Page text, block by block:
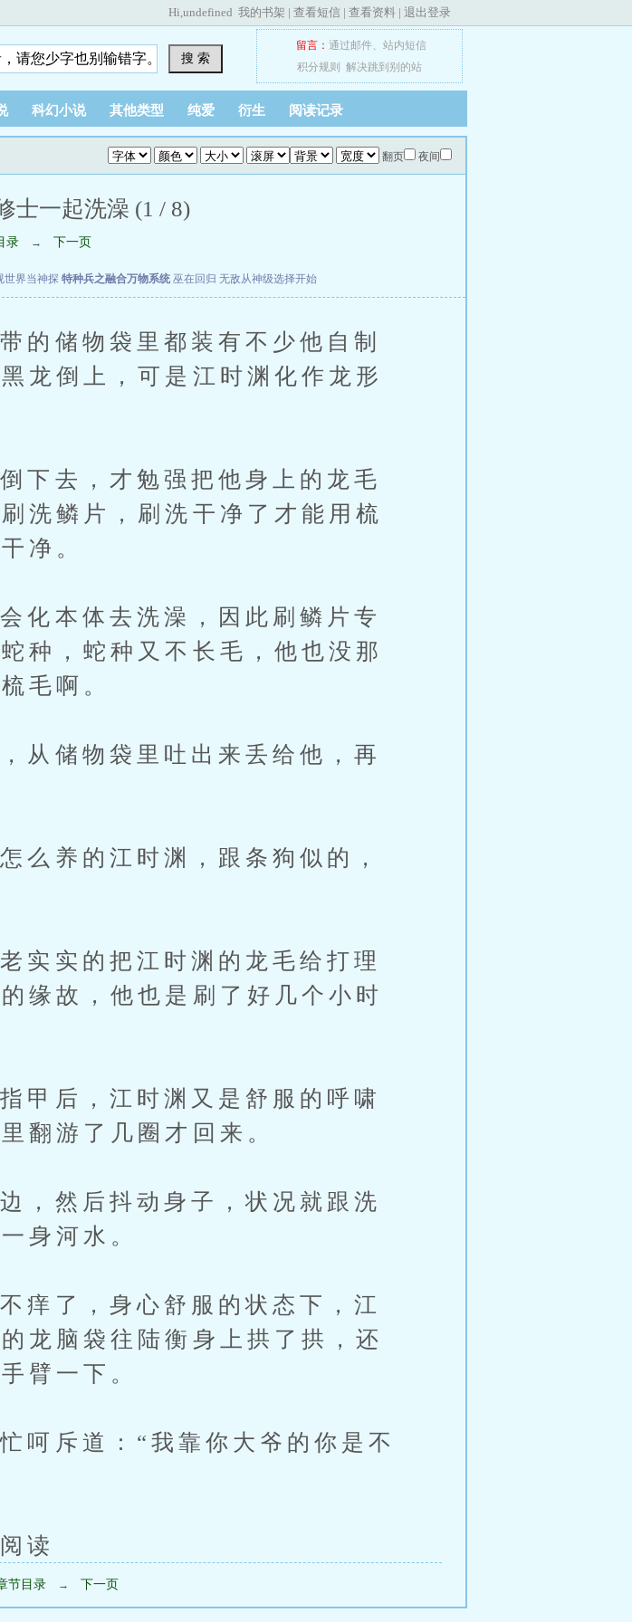
Hi,undefined 我的书架 | 查看短信 | 查看资料 | 退出登录
搜 索
留言： 通过邮件、 站内短信
积分规则
解决跳到别的站
科幻小说 其他类型 纯爱 衍生 阅读记录
翻页 夜间
士一起洗澡 (1 / 8)
录 → 下一页
世界当神探 特种兵之融合万物系统 巫在回归 无敌从神级选择开始
储物袋里都装有不少他自制
龙倒上，可是江时渊化作龙形
去，才勉强把他身上的龙毛
洗鳞片，刷洗干净了才能用梳
净。
本体去洗澡，因此刷鳞片专
种，蛇种又不长毛，他也没那
毛啊。
储物袋里吐出来丢给他，再
养的江时渊，跟条狗似的，
实的把江时渊的龙毛给打理
缘故，他也是刷了好几个小时
后，江时渊又是舒服的呼啸
翻游了几圈才回来。
然后抖动身子，状况就跟洗
身河水。
了，身心舒服的状态下，江
龙脑袋往陆衡身上拱了拱，还
臂一下。
斥道：“我靠你大爷的你是不
读
节目录 → 下一页